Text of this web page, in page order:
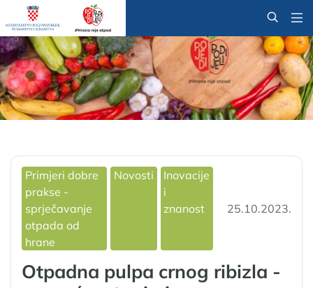
@
Primjeri dobre
prakse -
sprječavanje
otpada od
hrane
Novosti
Inovacije
i
znanost
25.10.2023.
Otpadna pulpa crnog ribizla -